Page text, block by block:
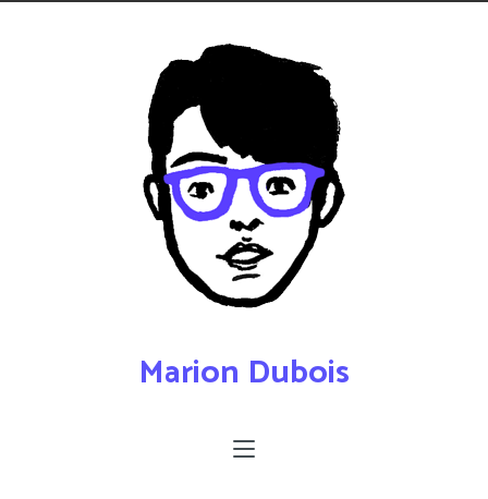
Marion Dubois